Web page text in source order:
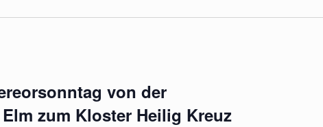
von der
zum Kloster Heilig Kreuz